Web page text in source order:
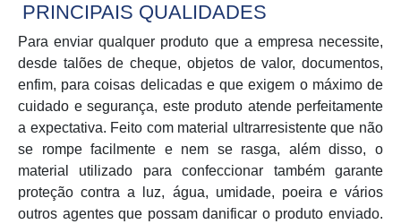
PRINCIPAIS QUALIDADES
Para enviar qualquer produto que a empresa necessite,
desde talões de cheque, objetos de valor, documentos,
enfim, para coisas delicadas e que exigem o máximo de
cuidado e segurança, este produto atende perfeitamente
a expectativa. Feito com material ultrarresistente que não
se rompe facilmente e nem se rasga, além disso, o
material utilizado para confeccionar também garante
proteção contra a luz, água, umidade, poeira e vários
outros agentes que possam danificar o produto enviado.